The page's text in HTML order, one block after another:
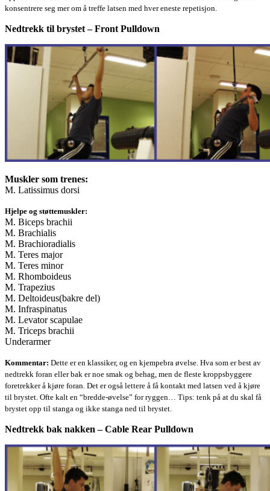
konsentrere seg mer om å treffe latsen med hver eneste repetisjon.
Nedtrekk til brystet – Front Pulldown
Muskler som trenes:
M. Latissimus dorsi
Hjelpe og støttemuskler:
M. Biceps brachii
M. Brachialis
M. Brachioradialis
M. Teres major
M. Teres minor
M. Rhomboideus
M. Trapezius
M. Deltoideus(bakre del)
M. Infraspinatus
M. Levator scapulae
M. Triceps brachii
Underarmer
Kommentar: Dette er en klassiker, og en kjempebra øvelse. Hva som er best av
nedtrekk foran eller bak er noe smak og behag, men de fleste kroppsbyggere
foretrekker å kjøre foran. Det er også lettere å få kontakt med latsen ved å kjøre
til brystet. Ofte kalt en “bredde-øvelse” for ryggen… Tips: tenk på at du skal få
brystet opp til stanga og ikke stanga ned til brystet.
Nedtrekk bak nakken – Cable Rear Pulldown